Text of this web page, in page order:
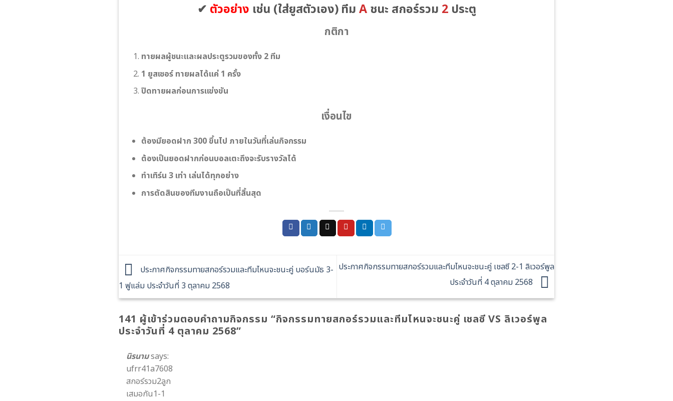
✔ ตัวอย่าง เช่น (ใส่ยูสตัวเอง) ทีมAชนะ สกอร์รวม 2ประตู
กติกา
ทายผลผู้ชนะและผลประตูรวมของทั้ง 2 ทีม
1 ยูสเซอร์ ทายผลได้แค่ 1 ครั้ง
ปิดทายผลก่อนการแข่งขัน
เงื่อนไข
ต้องมียอดฝาก 300 ขึ้นไป ภายในวันที่เล่นกิจกรรม
ต้องเป็นยอดฝากก่อนบอลเตะถึงจะรับรางวัลได้
ทําเทิร์น 3 เท่า เล่นได้ทุกอย่าง
การตัดสินของทีมงานถือเป็นที่สิ้นสุด
ประกาศกิจกรรมทายสกอร์รวมและทีมไหนจะชนะคู่ บอร์นมัธ 3-
1 ฟูแล่ม ประจำวันที่ 3 ตุลาคม 2568
ประกาศกิจกรรมทายสกอร์รวมและทีมไหนจะชนะคู่ เชลซี 2-1 ลิเวอร์พูล
ประจำวันที่ 4 ตุลาคม 2568
141 ผู้เข้าร่วมตอบคำถามกิจกรรม “กิจกรรมทายสกอร์รวมและทีมไหนจะชนะคู่ เชลซี VS ลิเวอร์พูล
ประจำวันที่ 4 ตุลาคม 2568”
นิรนามsays:
ufrr41a7608
สกอร์รวม2ลูก
เสมอกัน1-1